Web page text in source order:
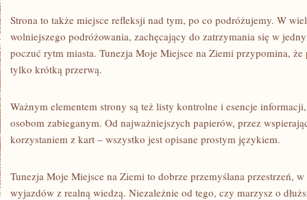
Strona to także miejsce refleksji nad tym, po co podróżujemy. W
wolniejszego podróżowania, zachęcający do zatrzymania się w
poczuć rytm miasta. Tunezja Moje Miejsce na Ziemi przypomina,
tylko krótką przerwą.
Ważnym elementem strony są też listy kontrolne i esencje
osobom zabieganym. Od najważniejszych papierów, przez
korzystaniem z kart – wszystko jest opisane prostym językiem.
Tunezja Moje Miejsce na Ziemi to dobrze przemyślana przestrzeń,
wyjazdów z realną wiedzą. Niezależnie od tego, czy marzysz o